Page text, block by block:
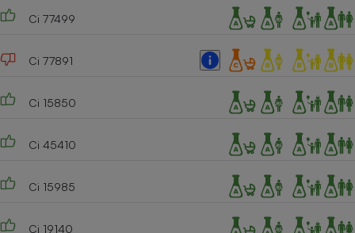
Ci 77499
Ci 77891
Ci 15850
Ci 45410
Ci 15985
Ci 19140